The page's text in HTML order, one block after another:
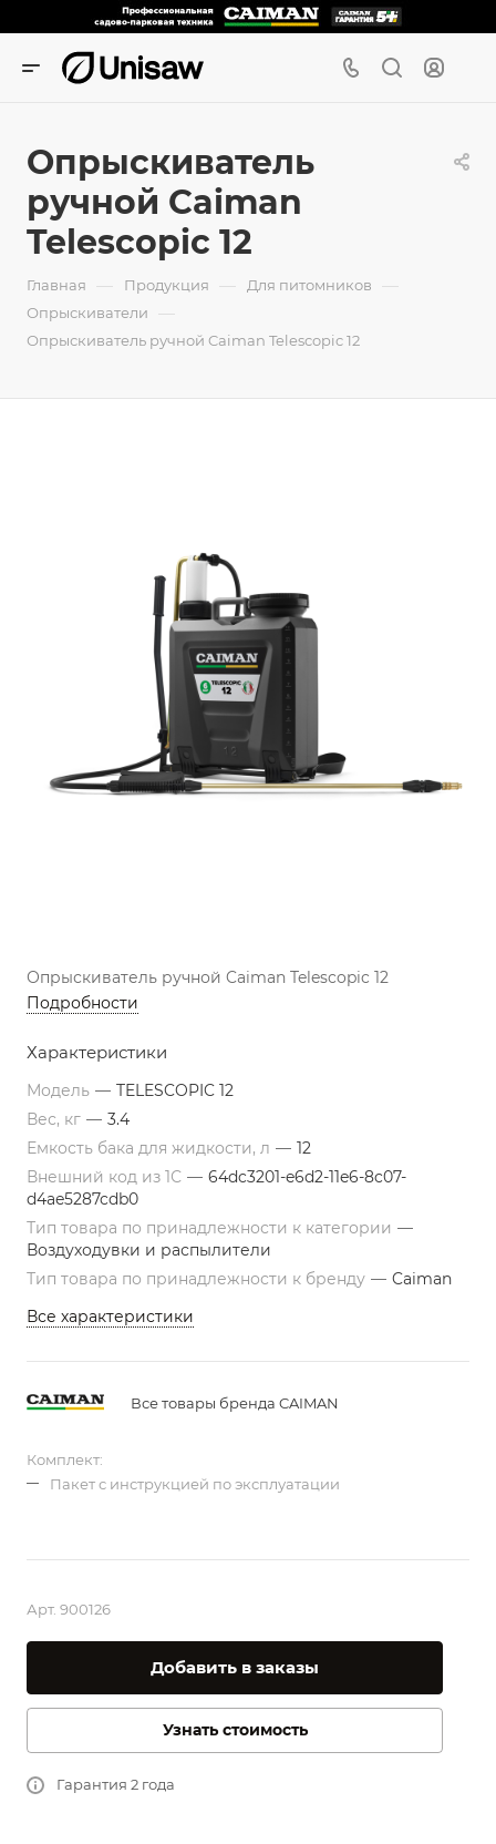
Опрыскиватель
ручной Caiman
Telescopic 12
Главная — Продукция — Для питомников —
Опрыскиватели —
Опрыскиватель ручной Caiman Telescopic 12
Опрыскиватель ручной Caiman Telescopic 12
Подробности
Характеристики
Модель — TELESCOPIC 12
Вес, кг — 3.4
Емкость бака для жидкости, л — 12
Внешний код из 1С — 64dc3201-e6d2-11e6-8c07-
d4ae5287cdb0
Тип товара по принадлежности к категории —
Воздуходувки и распылители
Тип товара по принадлежности к бренду — Caiman
Все характеристики
Все товары бренда CAIMAN
Комплект:
Пакет с инструкцией по эксплуатации
Арт. 900126
Добавить в заказы
Узнать стоимость
Гарантия 2 года